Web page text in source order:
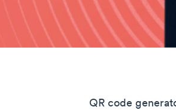
QR code